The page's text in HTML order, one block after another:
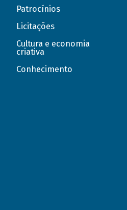
Patrocínios
Licitações
Cultura e economia
criativa
Conhecimento